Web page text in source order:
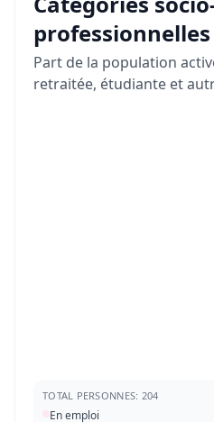
professionnelles
Part de la population
retraitée, étudiante et
TOTAL PERSONNES: 204
En emploi